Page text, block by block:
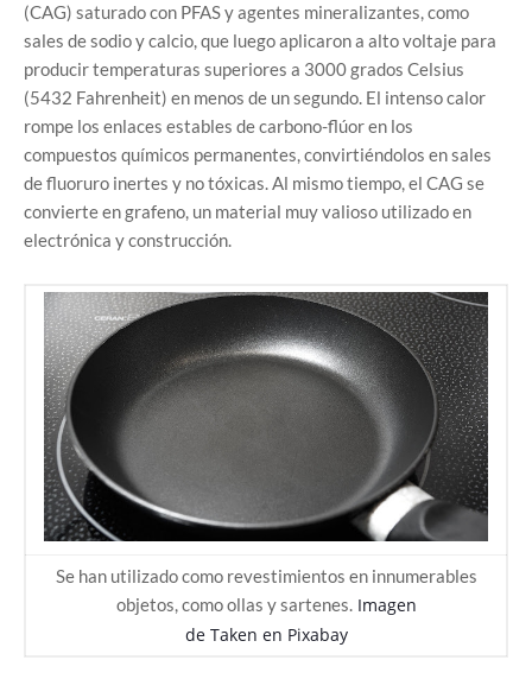
(CAG) saturado con PFAS y agentes mineralizantes, como
sales de sodio y calcio, que luego aplicaron a alto voltaje para
producir temperaturas superiores a 3000 grados Celsius
(5432 Fahrenheit) en menos de un segundo. El intenso calor
rompe los enlaces estables de carbono-flúor en los
compuestos químicos permanentes, convirtiéndolos en sales
de fluoruro inertes y no tóxicas. Al mismo tiempo, el CAG se
convierte en grafeno, un material muy valioso utilizado en
electrónica y construcción.
Se han utilizado como revestimientos en innumerables
objetos, como ollas y sartenes.Imagen
de Taken en Pixabay